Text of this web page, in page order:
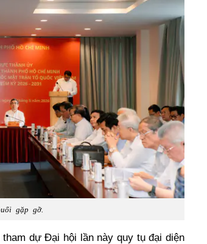
gặp gỡ.
dự Đại hội lần này quy tụ đại diện